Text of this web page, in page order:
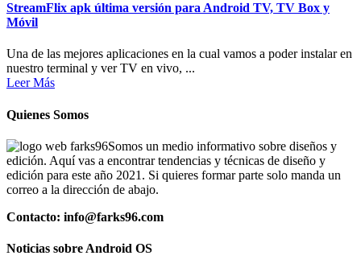
StreamFlix apk última versión para Android TV, TV Box y
Móvil
Una de las mejores aplicaciones en la cual vamos a poder instalar en
nuestro terminal y ver TV en vivo, ...
Leer Más
Quienes Somos
Somos un medio informativo sobre diseños y
edición. Aquí vas a encontrar tendencias y técnicas de diseño y
edición para este año 2021. Si quieres formar parte solo manda un
correo a la dirección de abajo.
Contacto: info@farks96.com
Noticias sobre Android OS